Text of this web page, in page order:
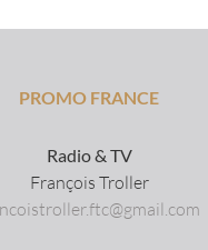
PROMO FRANCE
Radio & TV
François Troller